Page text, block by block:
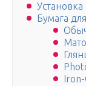
Бумага